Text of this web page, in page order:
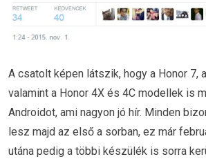
A csatolt képen látszik, hogy a Honor 7,
valamint a Honor 4X és 4C modellek is
Androidot, ami nagyon jó hír. Minden
lesz majd az első a sorban, ez már
utána pedig a többi készülék is sorra